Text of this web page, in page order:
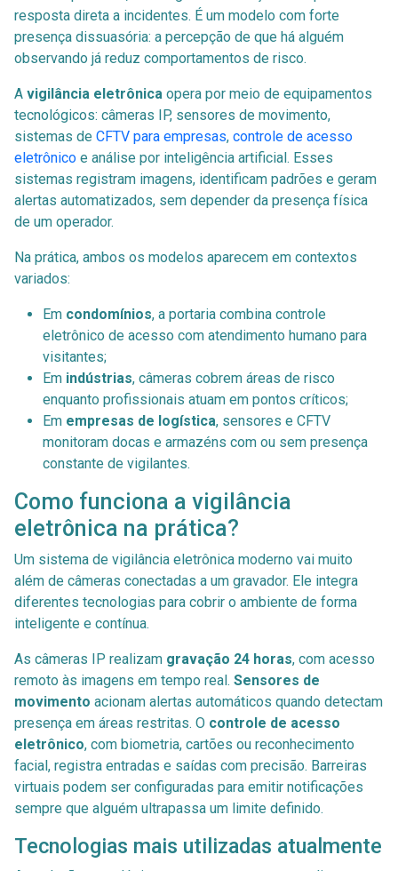
resposta direta a incidentes. É um modelo com forte
presença dissuasória: a percepção de que há alguém
observando já reduz comportamentos de risco.
A vigilância eletrônica opera por meio de equipamentos
tecnológicos: câmeras IP, sensores de movimento,
sistemas de CFTV para empresas, controle de acesso
eletrônico e análise por inteligência artificial. Esses
sistemas registram imagens, identificam padrões e geram
alertas automatizados, sem depender da presença física
de um operador.
Na prática, ambos os modelos aparecem em contextos
variados:
Em condomínios, a portaria combina controle
eletrônico de acesso com atendimento humano para
visitantes;
Em indústrias, câmeras cobrem áreas de risco
enquanto profissionais atuam em pontos críticos;
Em empresas de logística, sensores e CFTV
monitoram docas e armazéns com ou sem presença
constante de vigilantes.
Como funciona a vigilância
eletrônica na prática?
Um sistema de vigilância eletrônica moderno vai muito
além de câmeras conectadas a um gravador. Ele integra
diferentes tecnologias para cobrir o ambiente de forma
inteligente e contínua.
As câmeras IP realizam gravação 24 horas, com acesso
remoto às imagens em tempo real. Sensores de
movimento acionam alertas automáticos quando detectam
presença em áreas restritas. O controle de acesso
eletrônico, com biometria, cartões ou reconhecimento
facial, registra entradas e saídas com precisão. Barreiras
virtuais podem ser configuradas para emitir notificações
sempre que alguém ultrapassa um limite definido.
Tecnologias mais utilizadas atualmente